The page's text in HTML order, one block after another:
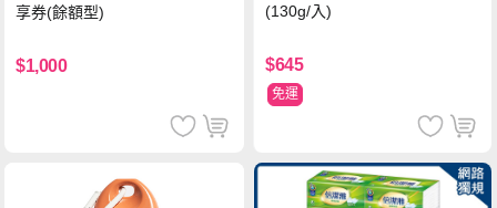
享券(餘額型)
$1,000
(130g/入)
$645
免運